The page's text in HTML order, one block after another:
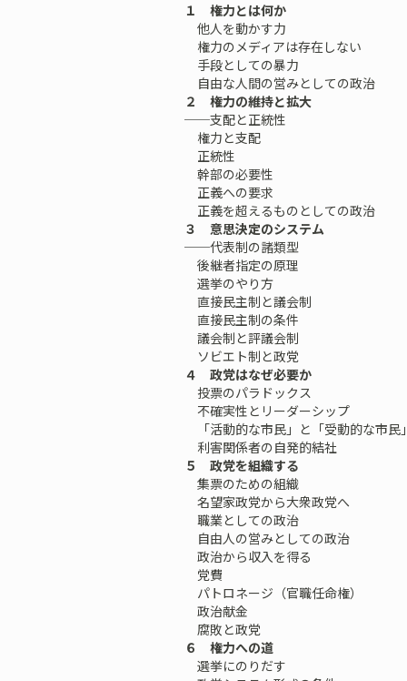
１ 権力とは何か
他人を動かす力
権力のメディアは存在しない
手段としての暴力
自由な人間の営みとしての政治
２ 権力の維持と拡大
──支配と正統性
権力と支配
正統性
幹部の必要性
正義への要求
正義を超えるものとしての政治
３ 意思決定のシステム
──代表制の諸類型
後継者指定の原理
選挙のやり方
直接民主制と議会制
直接民主制の条件
議会制と評議会制
ソビエト制と政党
４ 政党はなぜ必要か
投票のパラドックス
不確実性とリーダーシップ
「活動的な市民」と「受動的な市民
利害関係者の自発的結社
５ 政党を組織する
集票のための組織
名望家政党から大衆政党へ
職業としての政治
自由人の営みとしての政治
政治から収入を得る
党費
パトロネージ（官職任命権）
政治献金
腐敗と政党
６ 権力への道
選挙にのりだす